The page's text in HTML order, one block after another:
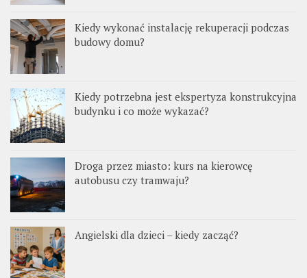
Kiedy wykonać instalację rekuperacji podczas
budowy domu?
Kiedy potrzebna jest ekspertyza konstrukcyjna
budynku i co może wykazać?
Droga przez miasto: kurs na kierowcę
autobusu czy tramwaju?
Angielski dla dzieci – kiedy zacząć?